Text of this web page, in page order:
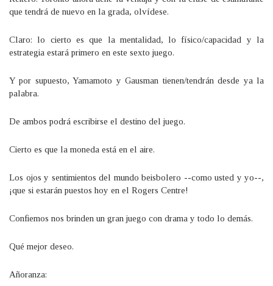
que tendrá de nuevo en la grada, olvídese.
Claro: lo cierto es que la mentalidad, lo físico/capacidad y la
estrategia estará primero en este sexto juego.
Y por supuesto, Yamamoto y Gausman tienen/tendrán desde ya la
palabra.
De ambos podrá escribirse el destino del juego.
Cierto es que la moneda está en el aire.
Los ojos y sentimientos del mundo beisbolero --como usted y yo--,
¡que si estarán puestos hoy en el Rogers Centre!
Confiemos nos brinden un gran juego con drama y todo lo demás.
Qué mejor deseo.
Añoranza: